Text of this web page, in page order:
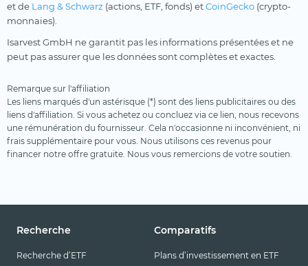
et de Lang & Schwarz (actions, ETF, fonds) etCoinGecko (crypto-
monnaies).
Isarvest GmbH ne garantit pas les informations présentées et ne
peut pas assurer que les données sont complètes et exactes.
Remarque sur l'affiliation
Les liens marqués d'un astérisque (*) sont des liens publicitaires ou des
liens d'affiliation. Si vous achetez ou concluez via ce lien, nous recevons
une rémunération du fournisseur. Cela n'occasionne ni inconvénient, ni
frais supplémentaire pour vous. Nous utilisons ces revenus pour
financer notre offre gratuite. Nous vous remercions de votre soutien.
Recherche
Recherche d’ETF
Comparatifs
Plans d’investissement en ETF